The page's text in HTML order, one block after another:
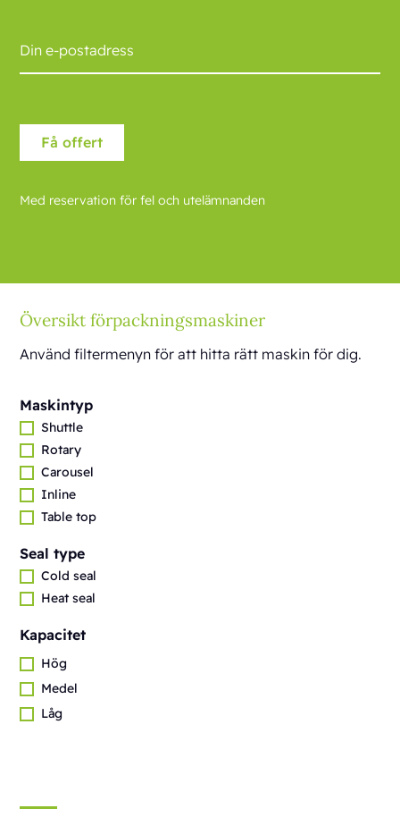
Med reservation för fel och utelämnanden
Översikt förpackningsmaskiner
Använd filtermenyn för att hitta rätt maskin för dig.
Maskintyp
Shuttle
Rotary
Carousel
Inline
Table top
Seal type
Cold seal
Heat seal
Kapacitet
Hög
Medel
Låg